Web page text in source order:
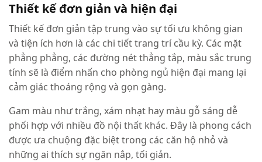
Thiết kế đơn giản và hiện đại
Thiết kế đơn giản tập trung vào sự tối ưu không gian
và tiện ích hơn là các chi tiết trang trí cầu kỳ. Các mặt
phẳng phẳng, các đường nét thẳng tắp, màu sắc trung
tính sẽ là điểm nhấn cho phòng ngủ hiện đại mang lại
cảm giác thoáng rộng và gọn gàng.
Gam màu như trắng, xám nhạt hay màu gỗ sáng dễ
phối hợp với nhiều đồ nội thất khác. Đây là phong cách
được ưa chuộng đặc biệt trong các căn hộ nhỏ và
những ai thích sự ngăn nắp, tối giản.